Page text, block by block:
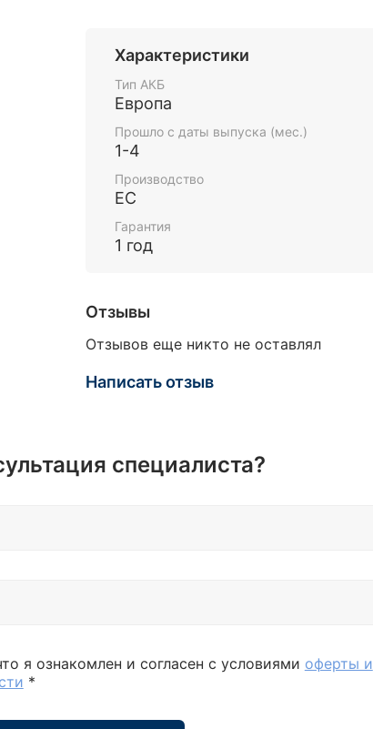
Характеристики
Тип АКБ
Европа
Прошло с даты выпуска (мес.)
1-4
Производство
ЕС
Гарантия
1 год
Отзывы
Отзывов еще никто не оставлял
Написать отзыв
специалиста?
я ознакомлен и согласен с условиями оферты и
*